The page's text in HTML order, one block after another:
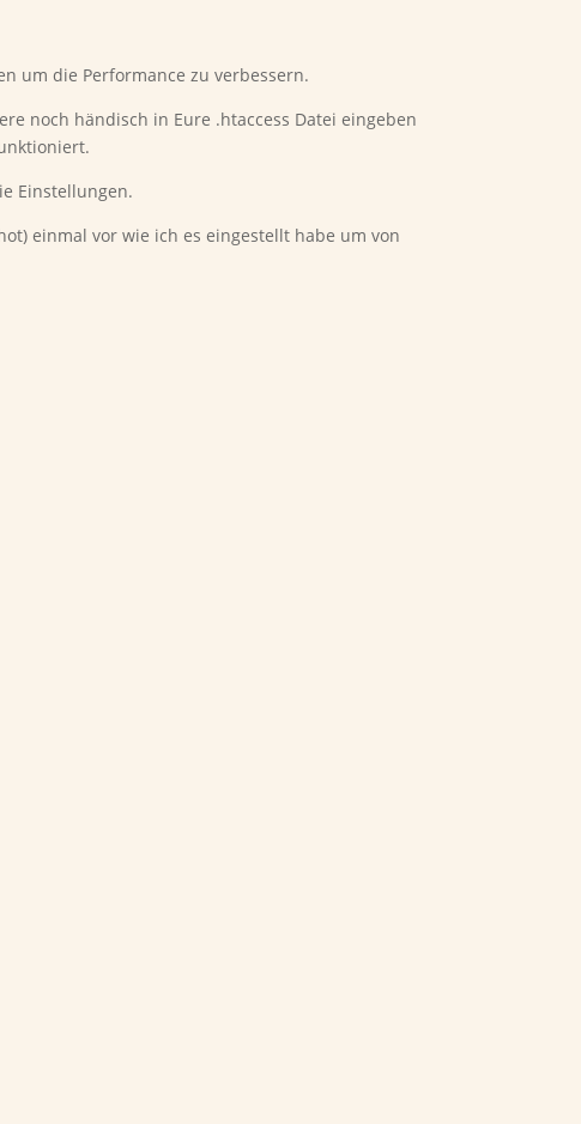
um die Performance zu verbessern.
noch händisch in Eure .htaccess Datei eingeben
Einstellungen.
einmal vor wie ich es eingestellt habe um von